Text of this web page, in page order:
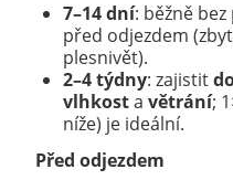
7–14 dní: běžně
před odjezdem
plesnivět).
2–4 týdny: zajistit
vlhkosta větrání;
níže) je ideální.
Před odjezdem